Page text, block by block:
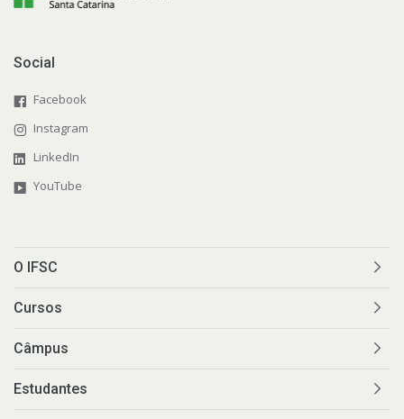
Social
Facebook
Instagram
LinkedIn
YouTube
O IFSC
Cursos
Câmpus
Estudantes